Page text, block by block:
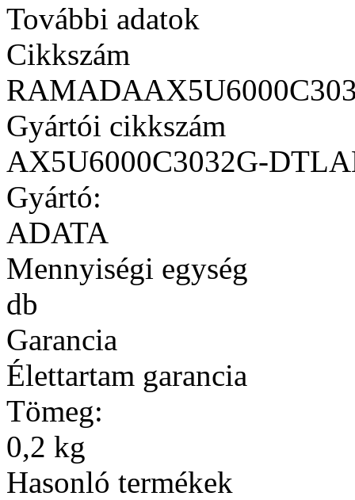
További adatok
Cikkszám
Gyártói cikkszám
AX5U6000C3032G-
Gyártó:
ADATA
Mennyiségi egység
db
Garancia
Élettartam garancia
Tömeg:
0,2 kg
Hasonló termékek